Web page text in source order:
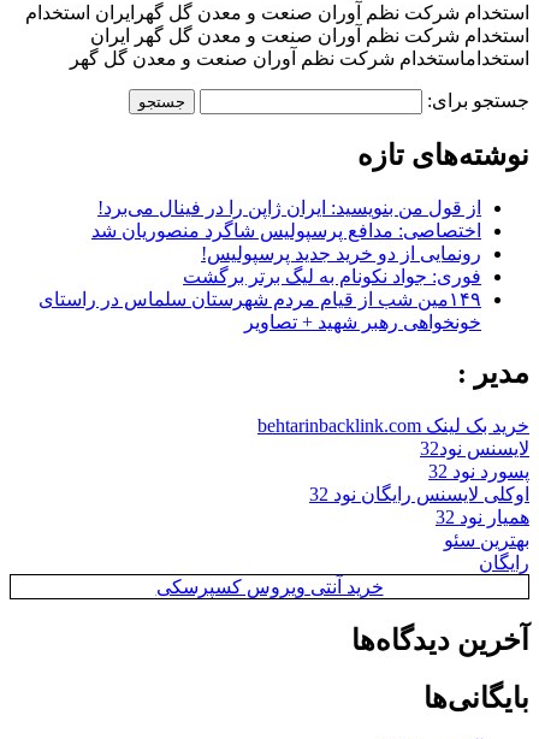
استخدام شركت نظم آوران صنعت و معدن گل گهرایران استخدام
استخدام شركت نظم آوران صنعت و معدن گل گهر ایران
استخداماستخدام شركت نظم آوران صنعت و معدن گل گهر
جستجو برای:
نوشته‌های تازه
از قول من بنویسید: ایران ژاپن را در فینال می‌برد!
اختصاصی: مدافع پرسپولیس شاگرد منصوریان شد
رونمایی از دو خرید جدید پرسپولیس!
فوری: جواد نکونام به لیگ برتر برگشت
۱۴۹مین شب از قیام مردم شهرستان سلماس در راستای
خونخواهی رهبر شهید + تصاویر
مدیر :
خرید بک لینک behtarinbacklink.com
لایسنس نود32
پسورد نود 32
اوکلی لایسنس رایگان نود 32
همیار نود 32
بهترین سئو
رایگان
خرید آنتی ویروس کسپرسکی
آخرین دیدگاه‌ها
بایگانی‌ها